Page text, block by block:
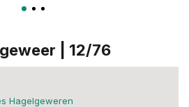
| 12/76
Hagelgeweren